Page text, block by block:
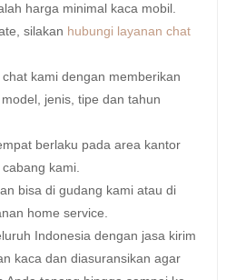
harga minimal kaca mobil.
silakan hubungi layanan chat
kami dengan memberikan
jenis, tipe dan tahun
berlaku pada area kantor
kami.
bisa di gudang kami atau di
home service.
Indonesia dengan jasa kirim
kaca dan diasuransikan agar